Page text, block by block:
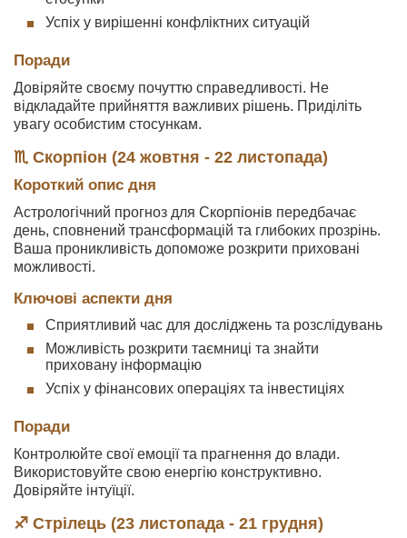
Успіх у вирішенні конфліктних ситуацій
Поради
Довіряйте своєму почуттю справедливості. Не
відкладайте прийняття важливих рішень. Приділіть
увагу особистим стосункам.
♏ Скорпіон (24 жовтня - 22 листопада)
Короткий опис дня
Астрологічний прогноз для Скорпіонів передбачає
день, сповнений трансформацій та глибоких прозрінь.
Ваша проникливість допоможе розкрити приховані
можливості.
Ключові аспекти дня
Сприятливий час для досліджень та розслідувань
Можливість розкрити таємниці та знайти
приховану інформацію
Успіх у фінансових операціях та інвестиціях
Поради
Контролюйте свої емоції та прагнення до влади.
Використовуйте свою енергію конструктивно.
Довіряйте інтуїції.
♐ Стрілець (23 листопада - 21 грудня)